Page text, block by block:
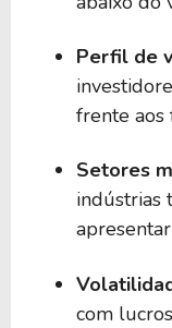
Perfil de
frente aos
Setores
indústrias
com